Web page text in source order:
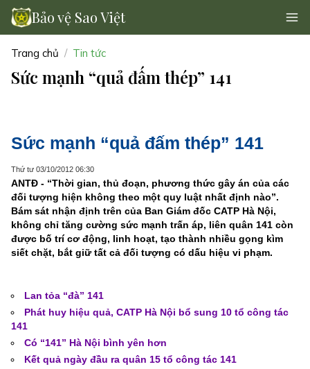
Bảo vệ Sao Việt
Trang chủ Tin tức
Sức mạnh “quả đấm thép” 141
Sức mạnh “quả đấm thép” 141
Thứ tư 03/10/2012 06:30
ANTĐ - “Thời gian, thủ đoạn, phương thức gây án của các
đối tượng hiện không theo một quy luật nhất định nào”.
Bám sát nhận định trên của Ban Giám đốc CATP Hà Nội,
không chỉ tăng cường sức mạnh trấn áp, liên quân 141 còn
được bố trí cơ động, linh hoạt, tạo thành nhiều gọng kìm
siết chặt, bắt giữ tất cả đối tượng có dấu hiệu vi phạm.
Lan tỏa “đà” 141
Phát huy hiệu quả, CATP Hà Nội bổ sung 10 tổ công tác
141
Có “141” Hà Nội bình yên hơn
Kết quả ngày đầu ra quân 15 tổ công tác 141